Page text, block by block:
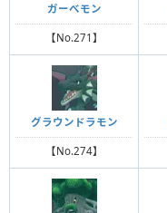
ガーべモン
【No.271】
グラウンドラモン
【No.274】